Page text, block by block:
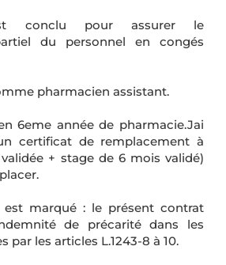
conclu pour assurer le
du personnel en congés
pharmacien assistant.
6eme année de pharmacie.Jai
certificat de remplacement à
+ stage de 6 mois validé)
marqué : le présent contrat
de précarité dans les
par les articles L.1243-8 à 10.